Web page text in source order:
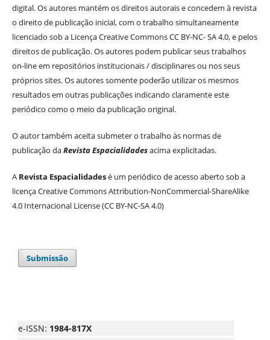
digital. Os autores mantém os direitos autorais e concedem à revista
o direito de publicação inicial, com o trabalho simultaneamente
licenciado sob a Licença Creative Commons CC BY-NC- SA 4.0, e pelos
direitos de publicação. Os autores podem publicar seus trabalhos
on-line em repositórios institucionais / disciplinares ou nos seus
próprios sites. Os autores somente poderão utilizar os mesmos
resultados em outras publicações indicando claramente este
periódico como o meio da publicação original.
O autor também aceita submeter o trabalho às normas de
publicação daRevista Espacialidadesacima explicitadas.
A Revista Espacialidadesé um periódico de acesso aberto sob a
licença Creative Commons Attribution-NonCommercial-ShareAlike
4.0 Internacional License (CC BY-NC-SA 4.0)
Submissão
e-ISSN: 1984-817X